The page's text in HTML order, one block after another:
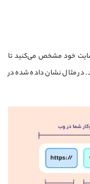
خود مشخص می‌کنید تا
در مثال نشان داده شده در